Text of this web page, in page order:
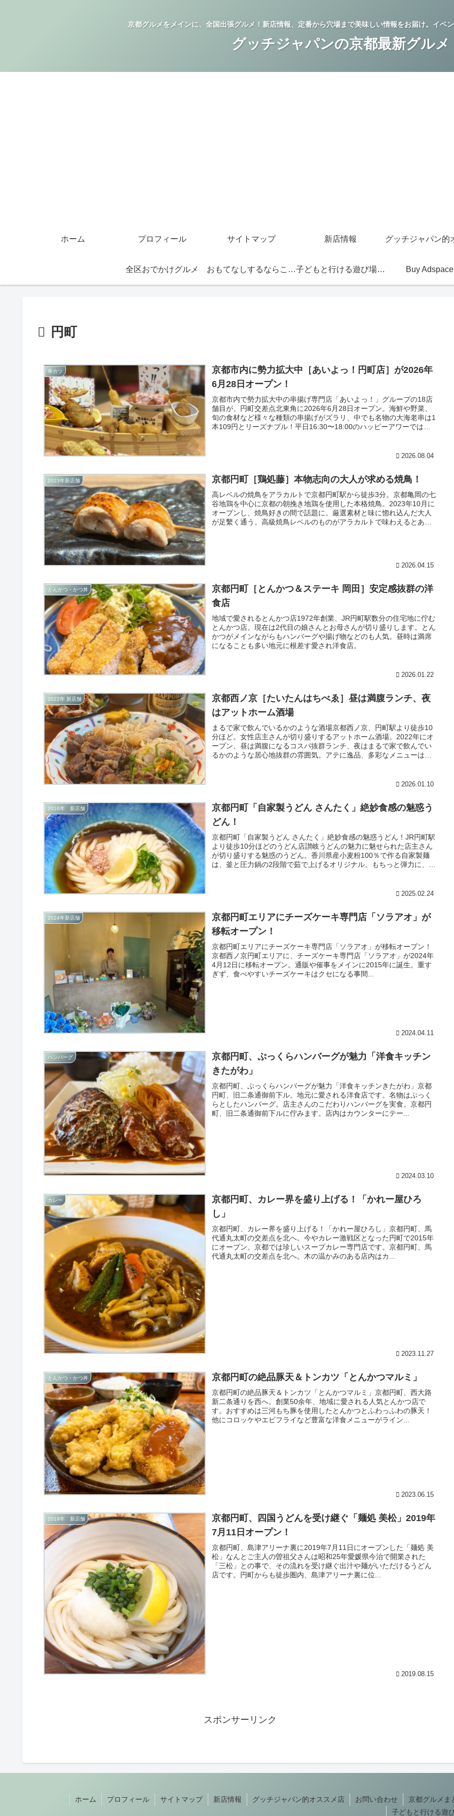
京都グルメをメインに、全国出張グルメ！新店情報、定番から穴場まで美味しい情報をお届け。イベ
グッチジャパンの京都最新グルメ
ホーム プロフィール サイトマップ 新店情報
全区おでかけグルメ おもてなしするならこの店 子どもと行ける遊び場・お店 Buy Adspace
円町
串カツ
京都市内に勢力拡大中［あいよっ！円町店］が2026年
6月28日オープン！
京都市内で勢力拡大中の串揚げ専門店「あいよっ！」グループの18店
舗目が、円町交差点北東角に2026年6月28日オープン。海鮮や野菜、
旬の食材など様々な種類の串揚げがズラリ、中でも名物の大海老串は1
本109円とリーズナブル！平日16:30〜18:00のハッピーアワーではハ
2026.08.04
2023年新店舗 京都円町［鶏処藤］本物志向の大人が求める焼鳥！
高レベルの焼鳥をアラカルトで京都円町駅から徒歩3分。京都亀岡の七
谷地鶏を中心に京都の朝挽き地鶏を使用した本格焼鳥。2023年10月に
オープンし、焼鳥好きの間で話題に。厳選素材と味に惚れ込んだ大人
が足繫く通う。高級焼鳥レベルのものがアラカルトで味わえるとあっ
2026.04.15
とんかつ・かつ丼
京都円町［とんかつ＆ステーキ 岡田］安定感抜群の洋
食店
地域で愛されるとんかつ店1972年創業、JR円町駅数分の住宅地に佇む
とんかつ店。現在は2代目の娘さんとお母さんが切り盛りします。とん
かつがメインながらもハンバーグや揚げ物などのも人気。昼時は満席
になることも多い地元に根差す愛され洋食店。
2026.01.22
2022年 新店舗
京都西ノ京［たいたんはちべゑ］昼は満腹ランチ、夜
はアットホーム酒場
まるで家で飲んでいるかのような酒場京都西ノ京、円町駅より徒歩10
分ほど。女性店主さんが切り盛りするアットホーム酒場。2022年にオ
ープン、昼は満腹になるコスパ抜群ランチ、夜はまるで家で飲んでい
るかのような居心地抜群の雰囲気。アテに逸品、多彩なメニューはど
2026.01.10
2016年 新店舗
京都円町「自家製うどん さんたく」絶妙食感の魅惑う
どん！
京都円町「自家製うどん さんたく」絶妙食感の魅惑うどん！JR円町駅
より徒歩10分ほどのうどん店讃岐うどんの魅力に魅せられた店主さん
が切り盛りする魅惑のうどん。香川県産小麦粉100％で作る自家製麺
は、釜と圧力鍋の2段階で茹で上げるオリジナル。もちっと弾力に、ふ
2025.02.24
2024年新店舗
京都円町エリアにチーズケーキ専門店「ソラアオ」が
移転オープン！
京都円町エリアにチーズケーキ専門店「ソラアオ」が移転オープン！
京都西ノ京円町エリアに、チーズケーキ専門店「ソラアオ」が2024年
4月12日に移転オープン。通販や催事をメインに2015年に誕生。重す
ぎず、食べやすいチーズケーキはクセになる事間...
2024.04.11
ハンバーグ
京都円町、ぷっくらハンバーグが魅力「洋食キッチン
きたがわ」
京都円町、ぷっくらハンバーグが魅力「洋食キッチンきたがわ」京都
円町、旧二条通御前下ル。地元に愛される洋食店です。名物はぷっく
らとしたハンバーグ。店主さんのこだわりハンバーグを実食。京都円
町、旧二条通御前下ルに佇みます。店内はカウンターにテー...
2024.03.10
カレー
京都円町、カレー界を盛り上げる！「かれー屋ひろ
し」
京都円町、カレー界を盛り上げる！「かれー屋ひろし」京都円町、馬
代通丸太町の交差点を北へ。今やカレー激戦区となった円町で2015年
にオープン。京都では珍しいスープカレー専門店です。京都円町、馬
代通丸太町の交差点を北へ。木の温かみのある店内はカ...
2023.11.27
とんかつ・かつ丼 京都円町の絶品豚天＆トンカツ「とんかつマルミ」
京都円町の絶品豚天＆トンカツ「とんかつマルミ」京都円町、西大路
新二条通りを西へ。創業50余年、地域に愛される人気とんかつ店で
す。おすすめは三河もち豚を使用したとんかつとふわっふわの豚天！
他にコロッケやエビフライなど豊富な洋食メニューがライン...
2023.06.15
2019年 新店舗
京都円町、四国うどんを受け継ぐ「麺処 美松」2019年
7月11日オープン！
京都円町、島津アリーナ裏に2019年7月11日にオープンした「麺処 美
松」なんとご主人の曽祖父さんは昭和25年愛媛県今治で開業された
「三松」との事で、その流れを受け継ぐ出汁や麺がいただけるうどん
店です。円町からも徒歩圏内、島津アリーナ裏に位...
2019.08.15
スポンサーリンク
ホーム プロフィール サイトマップ 新店情報 グッチジャパン的オススメ店 お問い合わせ
京都グルメま
子どもと行ける遊